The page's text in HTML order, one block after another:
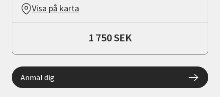
Visa på karta
1 750 SEK
Anmäl dig